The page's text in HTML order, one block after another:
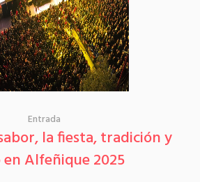
Entrada
la fiesta, tradición y
Alfeñique 2025